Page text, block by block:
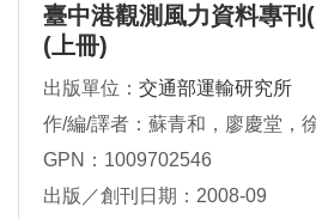
臺中港觀測風力資料專刊
(上冊)
出版單位： 交通部運輸研究所
作/編/譯者：蘇青和，廖慶堂，
GPN：1009702546
出版／創刊日期：2008-09